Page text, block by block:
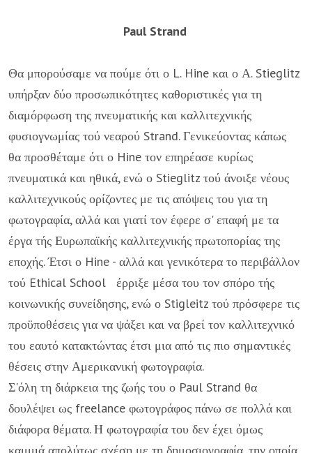
Paul Strand
Θα μπορούσαμε να πούμε ότι ο L. Hine και ο Α. Stieglitz
υπήρξαν δύο προσωπικότητες καθοριστικές για τη
διαμόρ­φωση της πνευματικής και καλλιτεχνικής
φυσιογνωμίας τού νεαρού Strand. Γενικεύοντας κάπως
θα προσθέταμε ότι ο Hine τον επηρέασε κυρίως
πνευματικά και ηθικά, ενώ ο Stieglitz τού άνοιξε νέους
καλλιτεχνικούς ορίζοντες με τις απόψεις του για τη
φωτογραφία, αλλά και γιατί τον έφερε σ' επαφή με τα
έργα τής Ευρωπαϊκής καλλιτεχνικής πρωτοπορίας της
επο­χής. Έτσι ο Hine - αλλά και γενικότερα το περιβάλλον
τού Ethical School έρριξε μέσα του τον σπόρο τής
κοινωνικής συνείδησης, ενώ ο Stigleitz τού πρόσφερε τις
προϋποθέσεις για να ψάξει και να βρεί τον καλλιτεχνικό
του εαυτό κατακτώ­ντας έτσι μια από τις πιο σημαντικές
θέσεις στην Αμερικανική φωτογραφία.
Σ'όλη τη διάρκεια της ζωής του ο Paul Strand θα
δουλέψει ως freelance φωτογράφος πάνω σε πολλά και
διάφορα θέ­ματα. Η φωτογραφία του δεν έχει όμως